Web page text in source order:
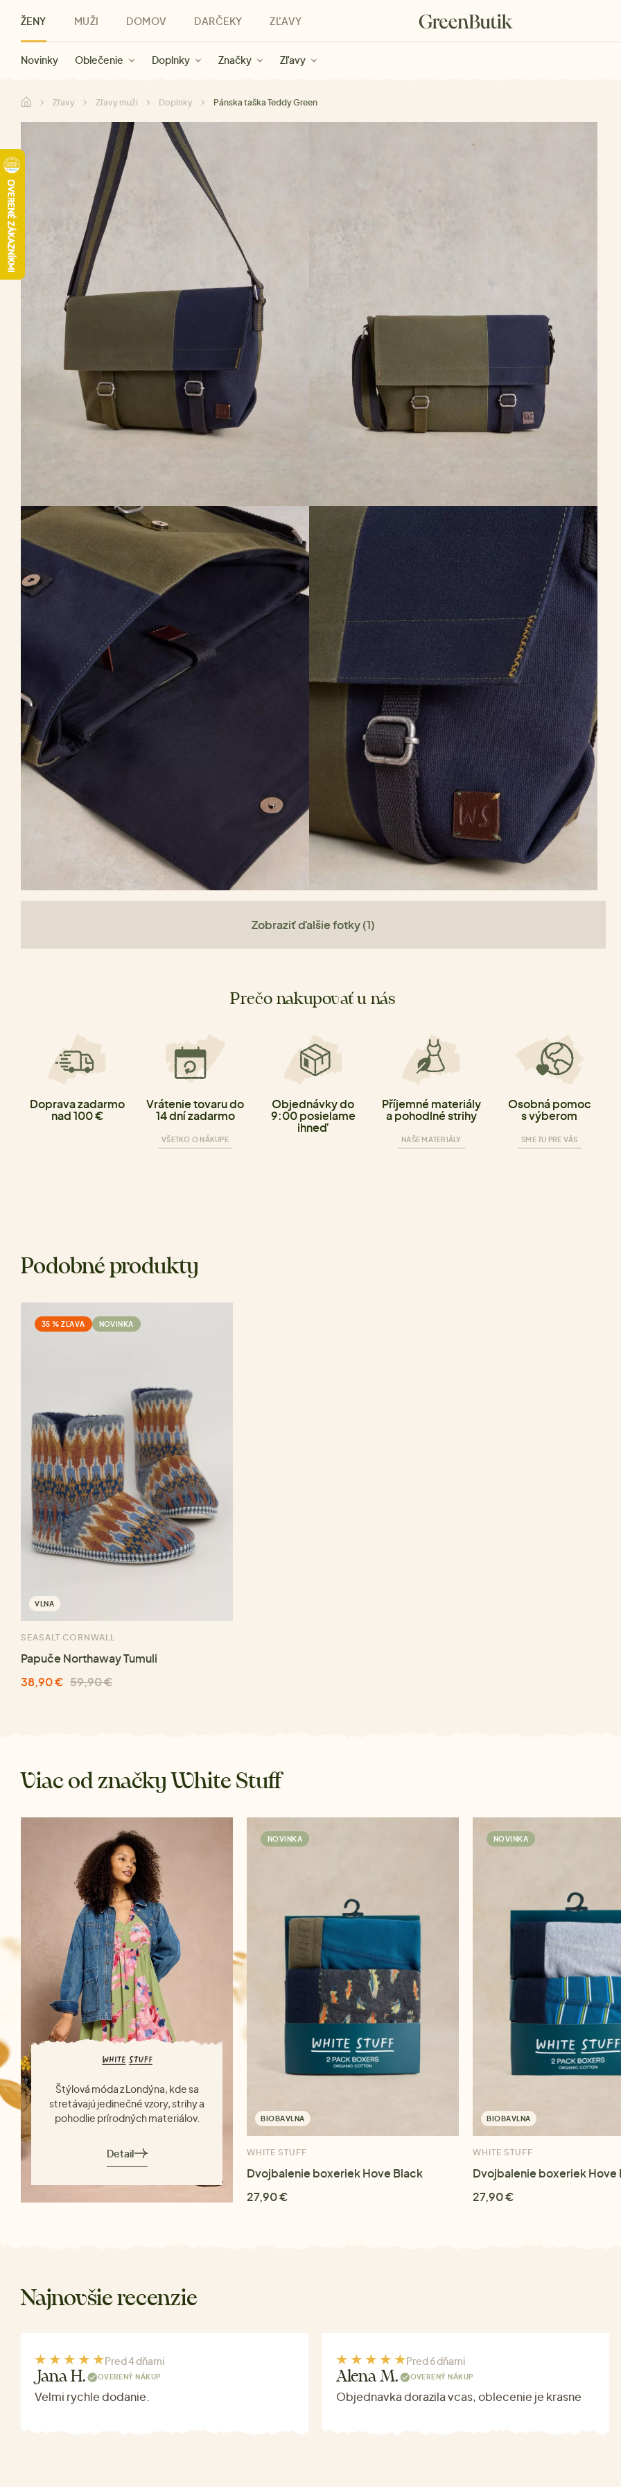
ŽENY
Novinky Oblečenie Doplnky Značky Zľavy
MUŽI
Novinky Oblečenie Značky Zľavy
DOMOV
Kategórie Značky Zľavy
DARČEKY
Pre ženy Pre mužov Darčeky pre deti Pre všetkých
ZĽAVY
Zľavy ženy Zľavy muži
Zľavy Zľavy muži Doplnky Pánska taška Teddy Green
Zobraziť ďalšie fotky (1)
Prečo nakupovať u nás
Doprava zadarmo
nad 100 €
Vrátenie tovaru do
14 dní zadarmo
VŠETKO O NÁKUPE
Objednávky do
9:00 posielame
ihneď
Příjemné materiály
a pohodlné strihy
NAŠE MATERIÁLY
Osobná pomoc
s výberom
SME TU PRE VÁS
Podobné produkty
35 % ZĽAVA NOVINKA
VLNA
SEASALT CORNWALL
Papuče Northaway Tumuli
38,90 € 59,90 €
Viac od značky White Stuff
Štýlová móda z Londýna, kde sa
stretávajú jedinečné vzory, strihy a
pohodlie prírodných materiálov.
Detail
NOVINKA
BIOBAVLNA
WHITE STUFF
Dvojbalenie boxeriek Hove Black
27,90 €
NOVINKA
BIOBAVLNA
WHITE STUFF
Dvojbalenie boxeriek Hove
27,90 €
Najnovšie recenzie
Pred 4 dňami
Jana H. OVERENÝ NÁKUP
Velmi rychle dodanie.
Pred 6 dňami
Alena M. OVERENÝ NÁKUP
Objednavka dorazila vcas, oblecenie je krasne